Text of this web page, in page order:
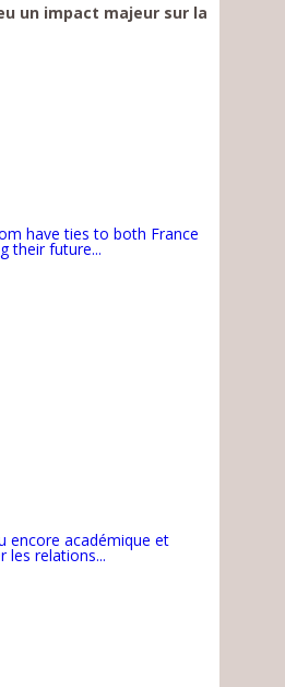
un impact majeur sur la
have ties to both France
their future...
encore académique et
les relations...